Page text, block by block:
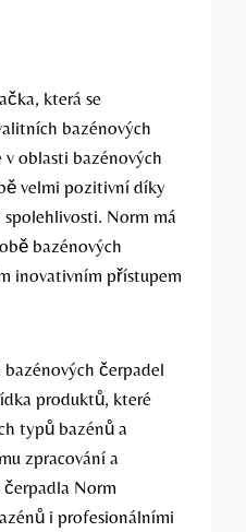
která se
bazénových
v oblasti bazénových
velmi pozitivní díky
Norm má
bazénových
inovativním přístupem
čerpadel
produktů, které
typů bazénů a
zpracování a
Norm
i profesionálními